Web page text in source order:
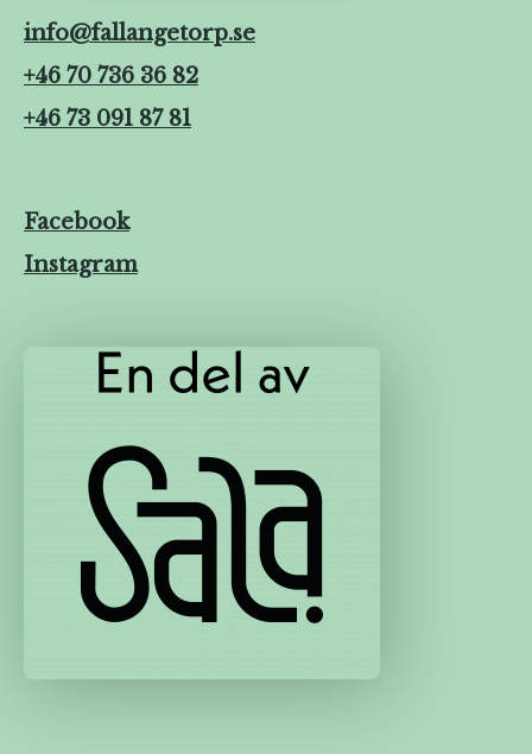
info@fallangetorp.se
+46 70 736 36 82
+46 73 091 87 81
Facebook
Instagram